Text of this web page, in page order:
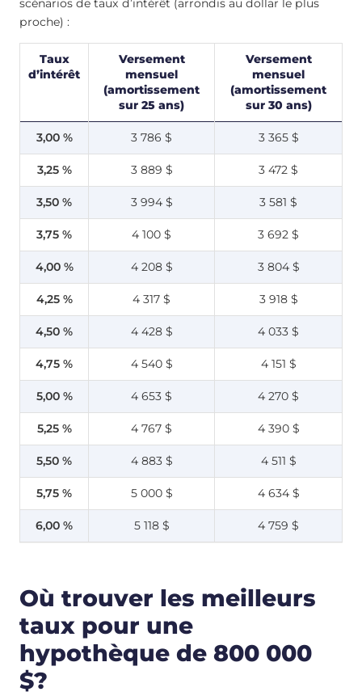
scénarios de taux d’intérêt (arrondis au dollar le plus
proche) :
Taux
d’intérêt
Versement
mensuel
(amortissement
sur 25 ans)
Versement
mensuel
(amortissement
sur 30 ans)
3,00 % 3 786 $ 3 365 $
3,25 % 3 889 $ 3 472 $
3,50 % 3 994 $ 3 581 $
3,75 % 4 100 $ 3 692 $
4,00 % 4 208 $ 3 804 $
4,25 % 4 317 $ 3 918 $
4,50 % 4 428 $ 4 033 $
4,75 % 4 540 $ 4 151 $
5,00 % 4 653 $ 4 270 $
5,25 % 4 767 $ 4 390 $
5,50 % 4 883 $ 4 511 $
5,75 % 5 000 $ 4 634 $
6,00 % 5 118 $ 4 759 $
Où trouver les meilleurs
taux pour une
hypothèque de 800 000
$?